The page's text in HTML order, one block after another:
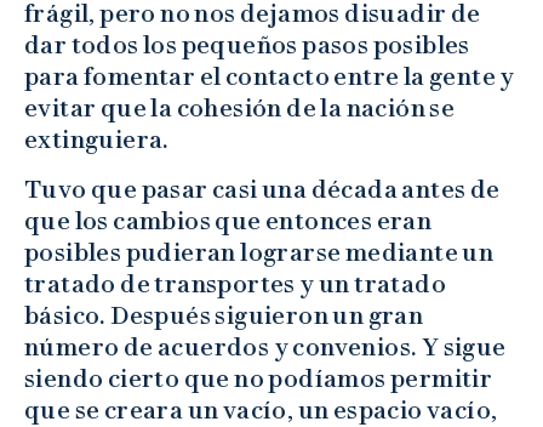
frágil, pero no nos dejamos disuadir de
dar todos los pequeños pasos posibles
para fomentar el contacto entre la gente y
evitar que la cohesión de la nación se
extinguiera.
Tuvo que pasar casi una década antes de
que los cambios que entonces eran
posibles pudieran lograrse mediante un
tratado de transportes y un tratado
básico. Después siguieron un gran
número de acuerdos y convenios. Y sigue
siendo cierto que no podíamos permitir
que se creara un vacío, un espacio vacío,